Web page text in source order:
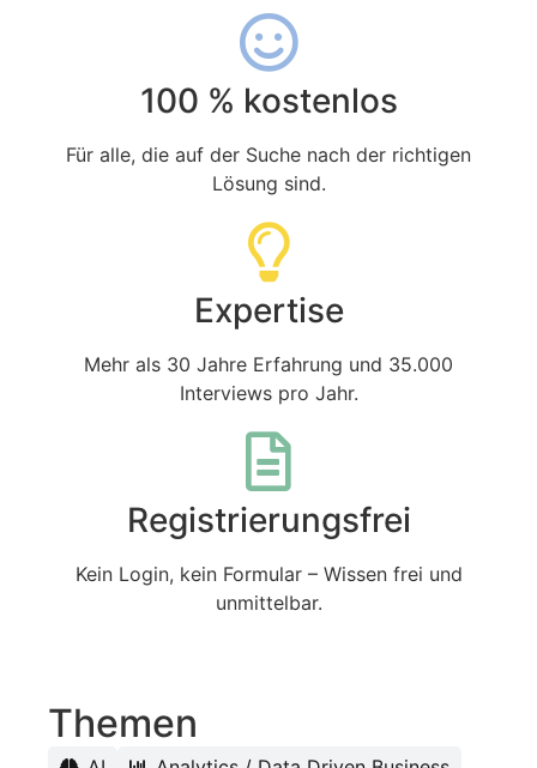
100 % kostenlos
Für alle, die auf der Suche nach der richtigen
Lösung sind.
Expertise
Mehr als 30 Jahre Erfahrung und 35.000
Interviews pro Jahr.
Registrierungsfrei
Kein Login, kein Formular – Wissen frei und
unmittelbar.
Themen